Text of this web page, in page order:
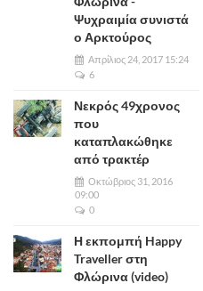
Ψυχραιμία συνιστά
ο Αρκτούρος
Απρίλιος 24, 2017 15:24
6
Νεκρός 49χρονος
που
καταπλακώθηκε
από τρακτέρ
Οκτώβριος 31, 2016
09:00
0
Η εκπομπή Happy
Traveller στη
Φλώρινα (video)